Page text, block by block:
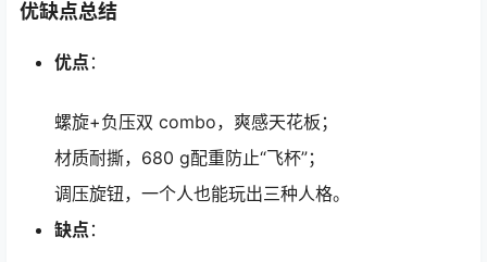
优缺点总结
优点 ：
螺旋+负压双 combo，爽感天花板；
材质耐撕，680 g配重防止“飞杯”；
调压旋钮，一个人也能玩出三种人格。
缺点 ：